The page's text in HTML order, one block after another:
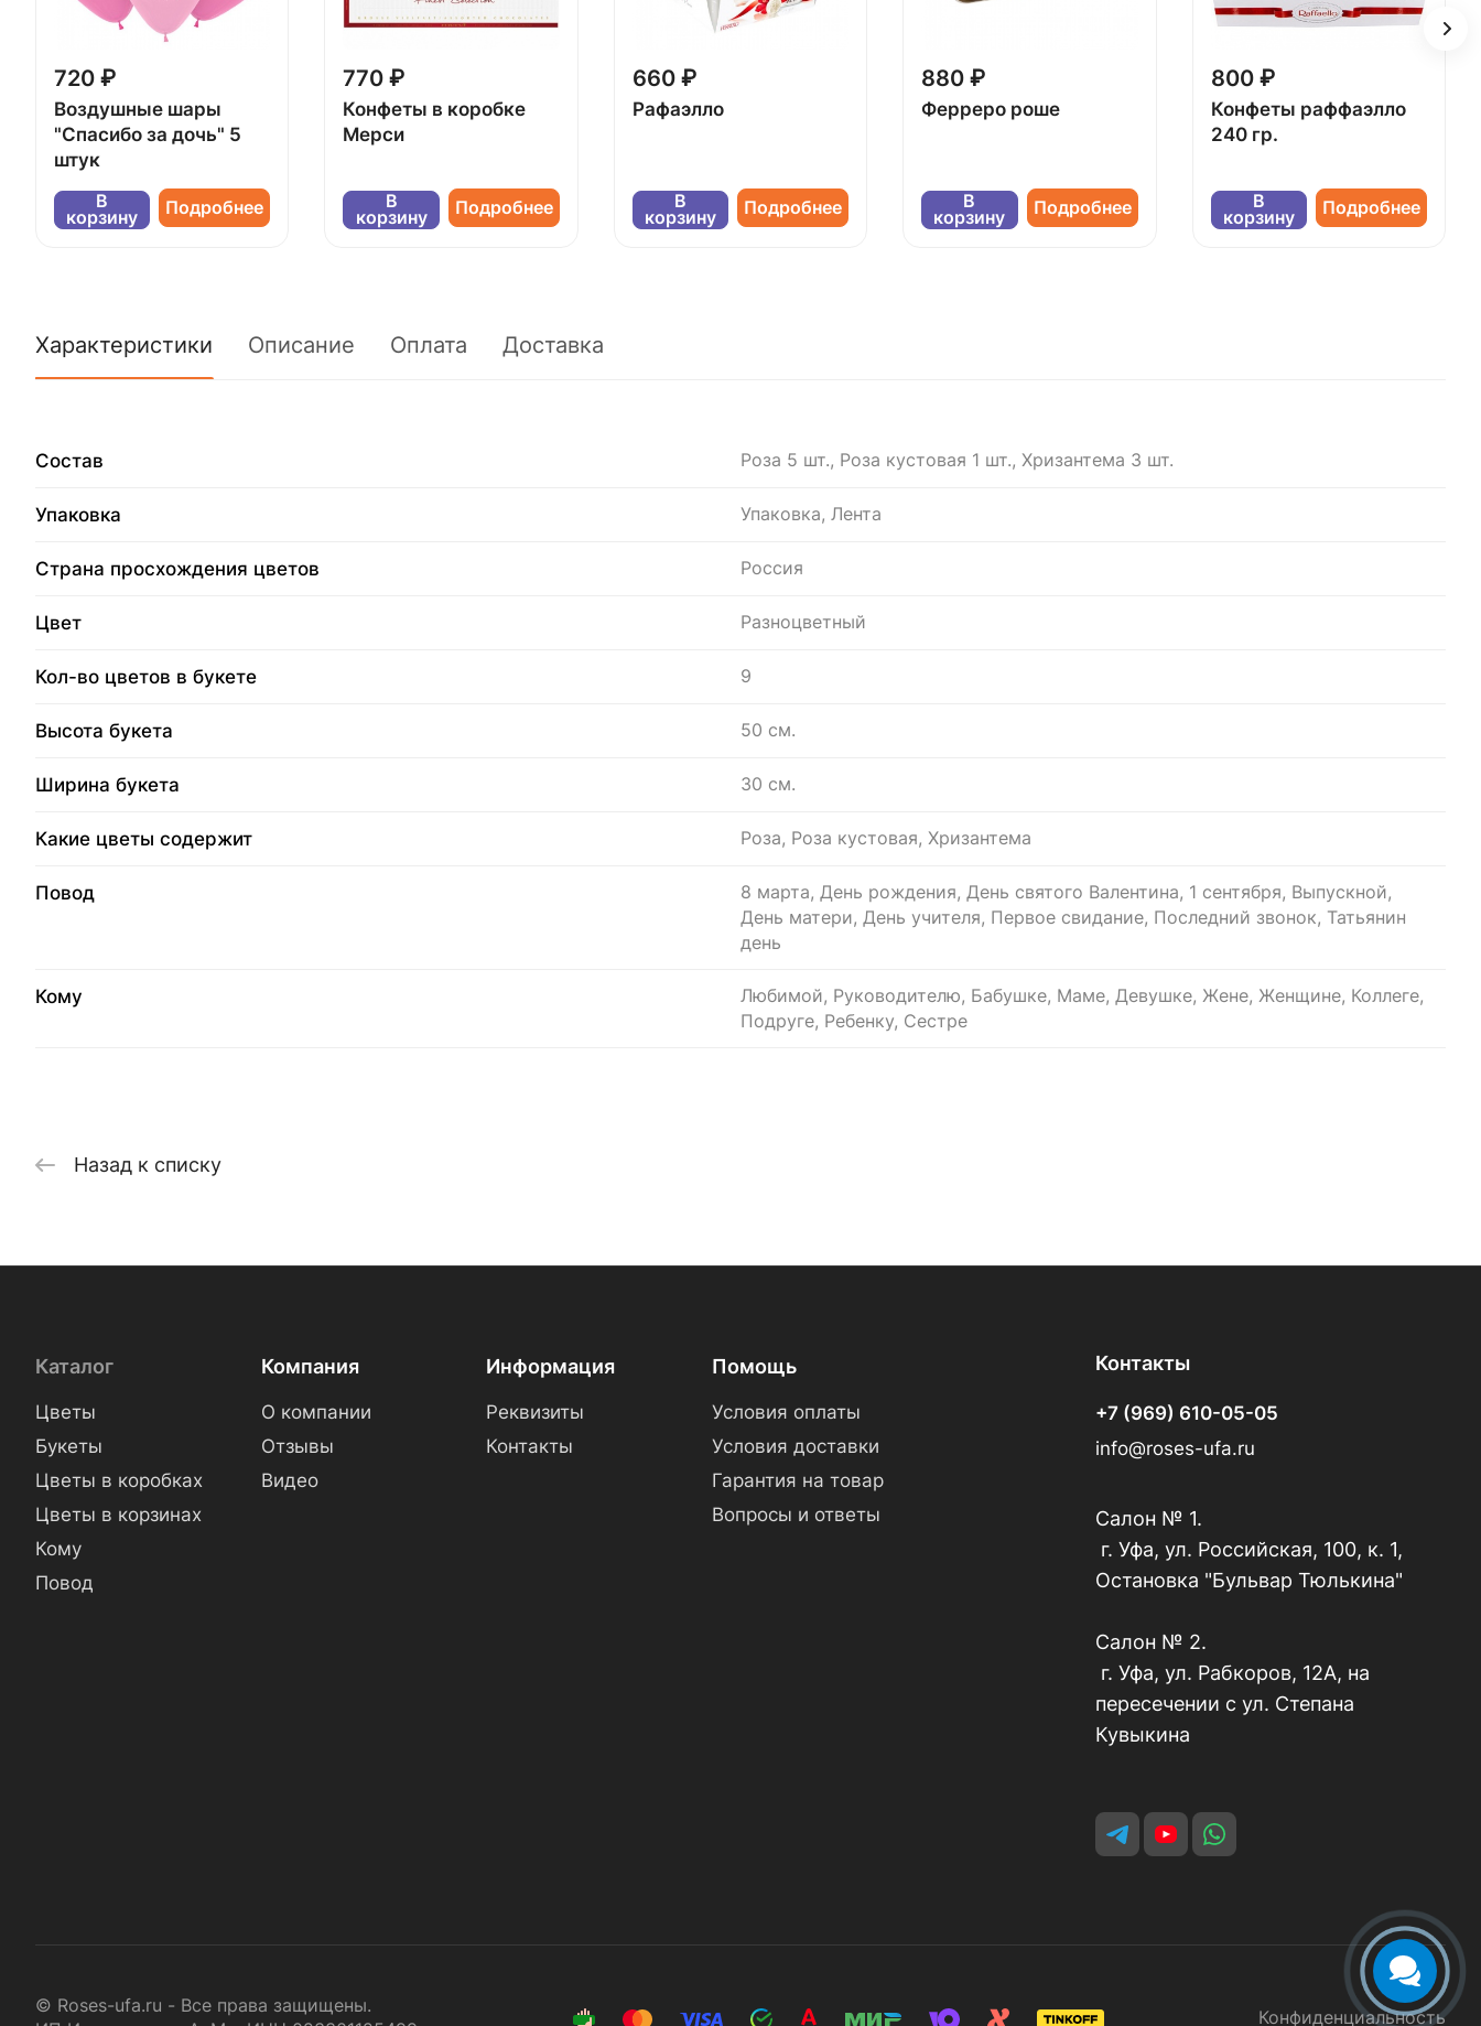
720 ₽
Воздушные шары
"Спасибо за дочь" 5
штук
В
корзину
Подробнее
770 ₽
Конфеты в коробке
Мерси
В
корзину
Подробнее
660 ₽
Рафаэлло
В
корзину
Подробнее
880 ₽
Ферреро роше
В
корзину
Подробнее
800 ₽
Конфеты раффаэлло
240 гр.
В
корзину
Подробнее
Характеристики Описание Оплата Доставка
Состав Роза 5 шт., Роза кустовая 1 шт., Хризантема 3 шт.
Упаковка Упаковка, Лента
Страна просхождения цветов Россия
Цвет Разноцветный
Кол-во цветов в букете 9
Высота букета 50 см.
Ширина букета 30 см.
Какие цветы содержит Роза, Роза кустовая, Хризантема
Повод
8 марта, День рождения, День святого Валентина, 1 сентября, Выпускной,
День матери, День учителя, Первое свидание, Последний звонок, Татьянин
день
Кому
Любимой, Руководителю, Бабушке, Маме, Девушке, Жене, Женщине, Коллеге,
Подруге, Ребенку, Сестре
Назад к списку
Каталог
Цветы
Букеты
Цветы в коробках
Цветы в корзинах
Кому
Повод
Компания
О компании
Отзывы
Видео
Информация
Реквизиты
Контакты
Помощь
Условия оплаты
Условия доставки
Гарантия на товар
Вопросы и ответы
Контакты
+7 (969) 610-05-05
info@roses-ufa.ru
Салон № 1.
г. Уфа, ул. Российская, 100, к. 1,
Остановка "Бульвар Тюлькина"
Салон № 2.
г. Уфа, ул. Рабкоров, 12А, на
пересечении с ул. Степана
Кувыкина
© Roses-ufa.ru - Все права защищены.
Конфиденциальность